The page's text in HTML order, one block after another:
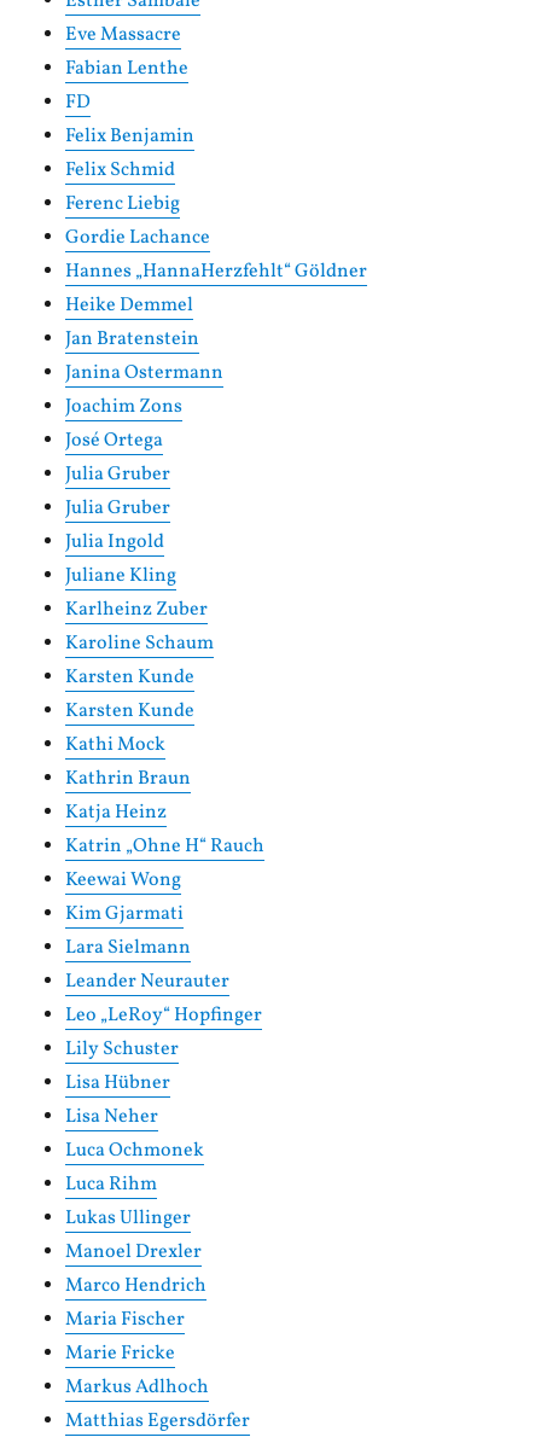
Eve Massacre
Fabian Lenthe
FD
Felix Benjamin
Felix Schmid
Ferenc Liebig
Gordie Lachance
Hannes „HannaHerzfehlt“ Göldner
Heike Demmel
Jan Bratenstein
Janina Ostermann
Joachim Zons
José Ortega
Julia Gruber
Julia Gruber
Julia Ingold
Juliane Kling
Karlheinz Zuber
Karoline Schaum
Karsten Kunde
Karsten Kunde
Kathi Mock
Kathrin Braun
Katja Heinz
Katrin „Ohne H“ Rauch
Keewai Wong
Kim Gjarmati
Lara Sielmann
Leander Neurauter
Leo „LeRoy“ Hopfinger
Lily Schuster
Lisa Hübner
Lisa Neher
Luca Ochmonek
Luca Rihm
Lukas Ullinger
Manoel Drexler
Marco Hendrich
Maria Fischer
Marie Fricke
Markus Adlhoch
Matthias Egersdörfer